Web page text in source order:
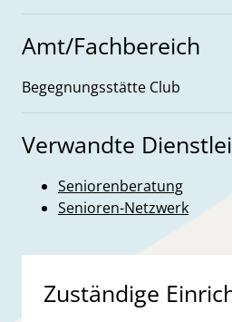
Amt/Fachbereich
Begegnungsstätte Club
Verwandte
Seniorenberatung
Senioren-Netzwerk
Zuständige